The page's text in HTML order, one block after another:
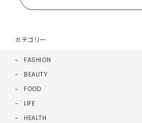
カテゴリー
FASHION
BEAUTY
FOOD
LIFE
HEALTH